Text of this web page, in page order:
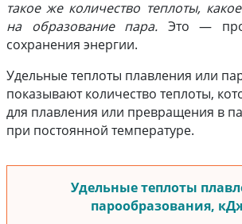
такое же количество теплоты,
на образование пара. Это —
сохранения энергии.
Удельные теплоты плавления или
показывают количество теплоты,
для плавления или превращения в
при постоянной температуре.
Удельные теплоты
парообразования,